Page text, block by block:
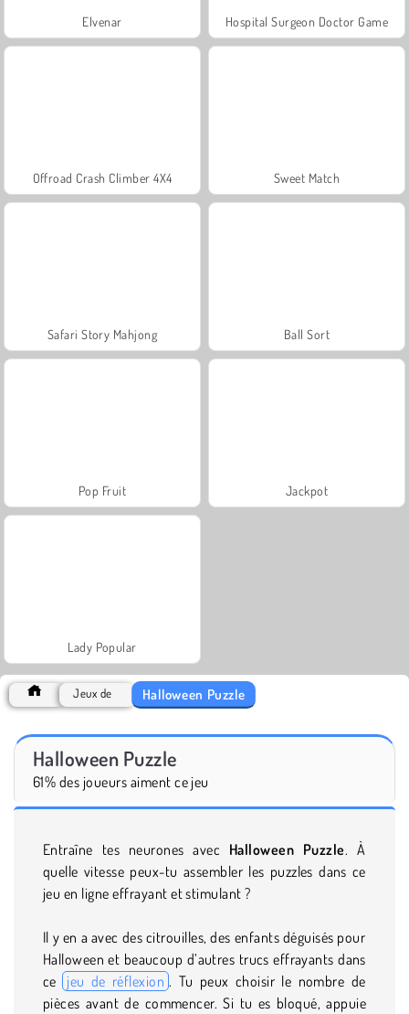
Elvenar Hospital Surgeon Doctor Game
Offroad Crash Climber 4X4 Sweet Match
Safari Story Mahjong Ball Sort
Pop Fruit Jackpot
Lady Popular
Jeux de Halloween Puzzle
Halloween Puzzle
61% des joueurs aiment ce jeu
Entraîne tes neurones avec Halloween Puzzle. À
quelle vitesse peux-tu assembler les puzzles dans ce
jeu en ligne effrayant et stimulant ?
Il y en a avec des citrouilles, des enfants déguisés pour
Halloween et beaucoup d’autres trucs effrayants dans
ce jeu de réflexion . Tu peux choisir le nombre de
pièces avant de commencer. Si tu es bloqué, appuie